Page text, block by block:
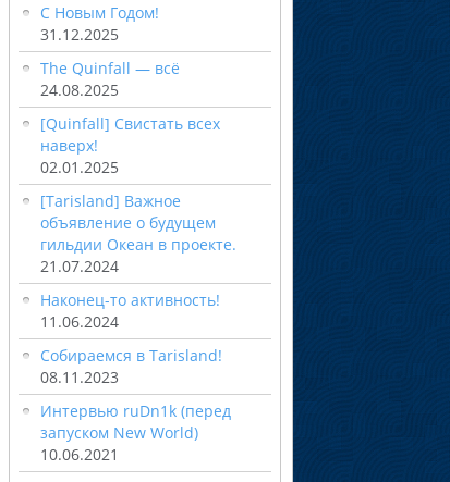
С Новым Годом!
31.12.2025
The Quinfall — всё
24.08.2025
[Quinfall] Свистать всех
наверх!
02.01.2025
[Tarisland] Важное
объявление о будущем
гильдии Океан в проекте.
21.07.2024
Наконец-то активность!
11.06.2024
Собираемся в Tarisland!
08.11.2023
Интервью ruDn1k (перед
запуском New World)
10.06.2021